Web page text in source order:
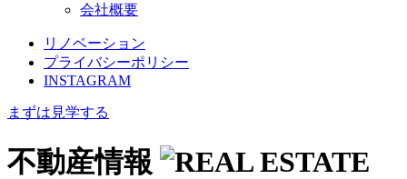
会社概要
リノベーション
プライバシーポリシー
INSTAGRAM
まずは見学する
不動産情報